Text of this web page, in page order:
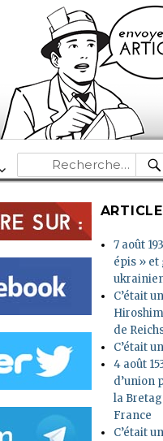
Recherche
pour :
7 août
épis » et
C’était
de
C’était
4 août
d’union
la
France
C’était